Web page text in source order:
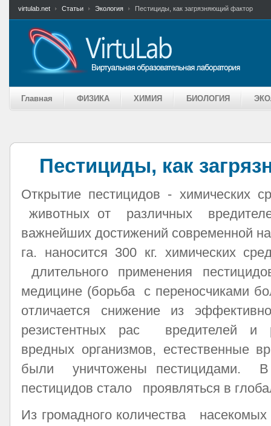
virtulab.net Статьи Экология Пестициды, как загрязняющий фактор
Главная ФИЗИКА ХИМИЯ БИОЛОГИЯ
Пестициды, как
Открытие пестицидов - химических
животных от различных
важнейших достижений современной
га. наносится 300 кг. химических
длительного применения
медицине (борьба с переносчиками
отличается снижение из
резистентных рас вредителей и
вредных организмов, естественные
были уничтожены пестицидами.
пестицидов стало проявляться в
Из громадного количества